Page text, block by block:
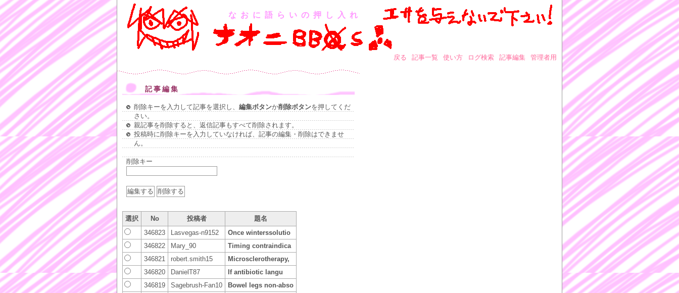
なおに語らいの押し入れ
戻る 記事一覧 使い方 ログ検索 記事編集 管理者用
記事編集
削除キーを入力して記事を選択し、 編集ボタンか削除ボタンを押してくだ
さい。
親記事を削除すると、返信記事もすべて削除されます。
投稿時に削除キーを入力していなければ、記事の編集・削除はできませ
ん。
削除キー
選択 No 投稿者
題名
346823
Lasvegas-n9152
Once winterssolutio
346822
Mary_90
Timing contraindica
346821
robert.smith15
Microsclerotherapy,
346820
DanielT87
If antibiotic langu
346819
Sagebrush-Fan10
Bowel legs non-abso